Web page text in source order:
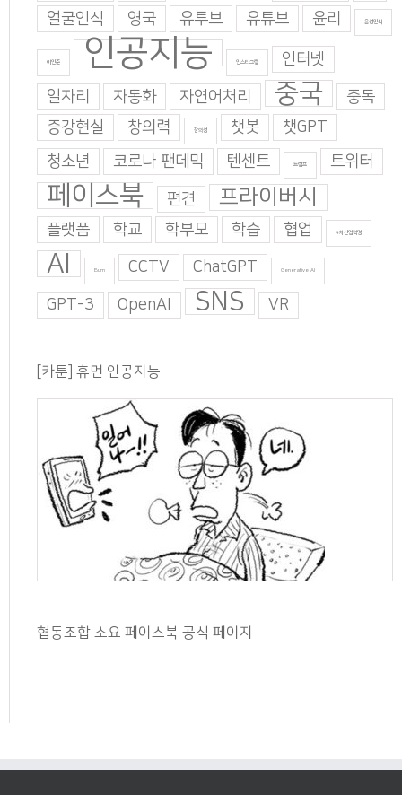
얼굴인식
영국 유투브 유튜브 윤리 음성인식
이인준 인공지능 인스타그램 인터넷
일자리 자동화 자연어처리 중국
중독
증강현실
창의력 창의성 챗봇
챗GPT
청소년
코로나 팬데믹 텐센트 트럼프 트위터
페이스북 편견 프라이버시
플랫폼 학교 학부모 학습 협업 4차산업혁명
AI Burn CCTV ChatGPT Generative AI
GPT-3 OpenAI SNS VR
[카툰] 휴먼 인공지능
협동조합 소요 페이스북 공식 페이지